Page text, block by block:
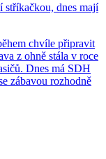
stříkačkou, dnes mají
chvíle připravit
z ohně stála v roce
Dnes má SDH
zábavou rozhodně